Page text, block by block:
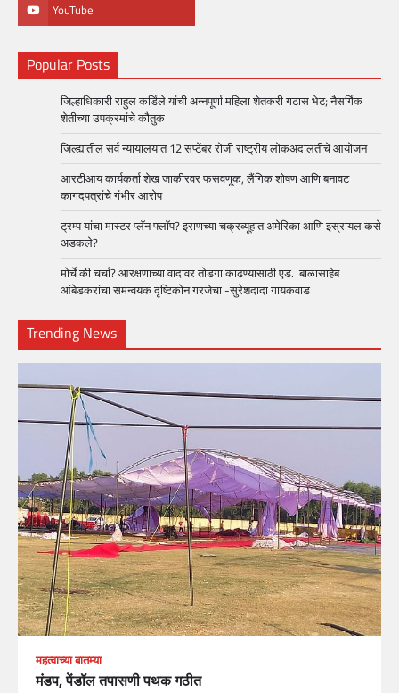
YouTube
Popular Posts
जिल्हाधिकारी राहुल कर्डिले यांची अन्नपूर्णा महिला शेतकरी गटास भेट; नैसर्गिक
शेतीच्या उपक्रमांचे कौतुक
जिल्ह्यातील सर्व न्यायालयात 12 सप्टेंबर रोजी राष्ट्रीय लोकअदालतीचे आयोजन
आरटीआय कार्यकर्ता शेख जाकीरवर फसवणूक, लैंगिक शोषण आणि बनावट
कागदपत्रांचे गंभीर आरोप
ट्रम्प यांचा मास्टर प्लॅन फ्लॉप? इराणच्या चक्रव्यूहात अमेरिका आणि इस्रायल कसे
अडकले?
मोर्चे की चर्चा? आरक्षणाच्या वादावर तोडगा काढण्यासाठी एड. बाळासाहेब
आंबेडकरांचा समन्वयक दृष्टिकोन गरजेचा -सुरेशदादा गायकवाड
Trending News
महत्वाच्या बातम्या
मंडप, पेंडॉल तपासणी पथक गठीत